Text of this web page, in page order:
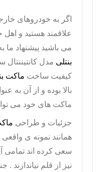
اگر به خودروهای
علاقمند هستید و
می باشید پیشنهاد ما
بنتلی مدل
کیفیت ساخت ماکت
بالا بوده و از آن به
ماکت های خود می
جزئیات و طراحی
همانند نمونه ی
سعی کرده اند تمامی
نیز از قلم نیاندازند